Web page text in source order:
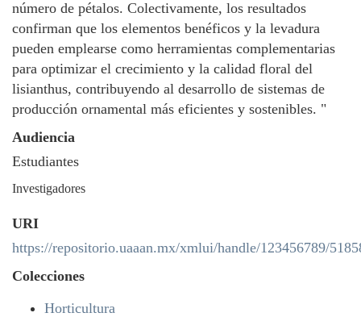
número de pétalos. Colectivamente, los resultados
confirman que los elementos benéficos y la levadura
pueden emplearse como herramientas complementarias
para optimizar el crecimiento y la calidad floral del
lisianthus, contribuyendo al desarrollo de sistemas de
producción ornamental más eficientes y sostenibles. "
Audiencia
Estudiantes
Investigadores
URI
https://repositorio.uaaan.mx/xmlui/handle/123456789/
Colecciones
Horticultura